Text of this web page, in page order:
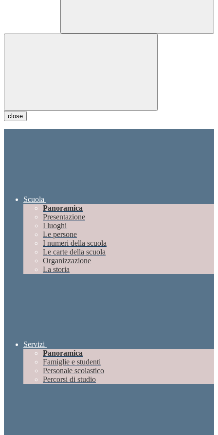
close
Scuola
Panoramica
Presentazione
I luoghi
Le persone
I numeri della scuola
Le carte della scuola
Organizzazione
La storia
Servizi
Panoramica
Famiglie e studenti
Personale scolastico
Percorsi di studio